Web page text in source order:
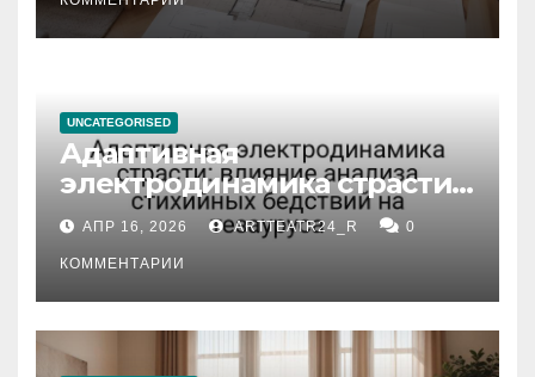
UNCATEGORISED
Адаптивная
электродинамика страсти:
влияние анализа
стихийных бедствий на
тезауруса
АПР 16, 2026 ARTTEATR24_R 0
КОММЕНТАРИИ